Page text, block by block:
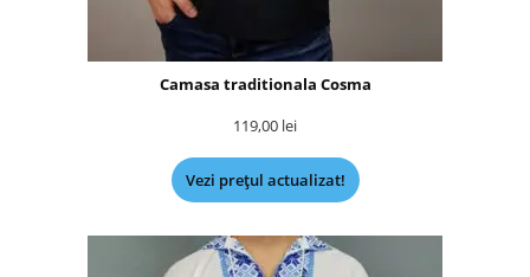
Camasa traditionala Cosma
119,00 lei
Vezi prețul actualizat!